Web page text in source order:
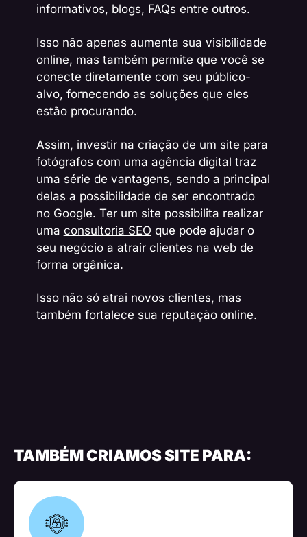
informativos, blogs, FAQs entre outros.
Isso não apenas aumenta sua visibilidade
online, mas também permite que você se
conecte diretamente com seu público-
alvo, fornecendo as soluções que eles
estão procurando.
Assim, investir na criação de um site para
fotógrafos com uma agência digital traz
uma série de vantagens, sendo a principal
delas a possibilidade de ser encontrado
no Google. Ter um site possibilita realizar
uma consultoria SEO que pode ajudar o
seu negócio a atrair clientes na web de
forma orgânica.
Isso não só atrai novos clientes, mas
também fortalece sua reputação online.
TAMBÉM CRIAMOS SITE PARA: